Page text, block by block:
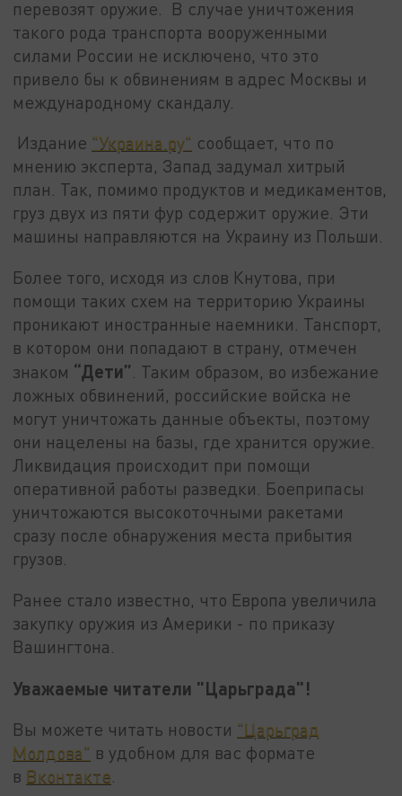
перевозят оружие. В случае уничтожения
такого рода транспорта вооруженными
силами России не исключено, что это
привело бы к обвинениям в адрес Москвы и
международному скандалу.
Издание "Украина.ру" сообщает, что по
мнению эксперта, Запад задумал хитрый
план. Так, помимо продуктов и медикаментов,
груз двух из пяти фур содержит оружие. Эти
машины направляются на Украину из Польши.
Более того, исходя из слов Кнутова, при
помощи таких схем на территорию Украины
проникают иностранные наемники. Танспорт,
в котором они попадают в страну, отмечен
знаком “Дети” . Таким образом, во избежание
ложных обвинений, российские войска не
могут уничтожать данные объекты, поэтому
они нацелены на базы, где хранится оружие.
Ликвидация происходит при помощи
оперативной работы разведки. Боеприпасы
уничтожаются высокоточными ракетами
сразу после обнаружения места прибытия
грузов.
Ранее стало известно, что Европа увеличила
закупку оружия из Америки - по приказу
Вашингтона.
Уважаемые читатели "Царьграда"!
Вы можете читать новости "Царьград
Молдова" в удобном для вас формате
в Вконтакте